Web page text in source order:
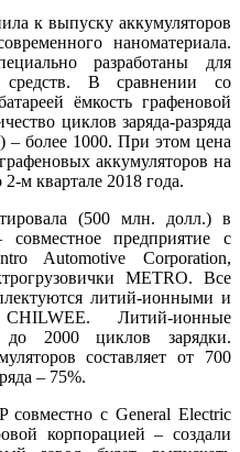
к выпуску аккумуляторов
наноматериала.
разработаны для
средств. В сравнении со
ёмкость графеновой
циклов заряда-разряда
– более 1000. При этом цeна
аккумуляторов на
м квартале 2018 года.
(500 млн. долл.) в
совместное предприятие с
Automotive Corporation,
METRO. Все
литий-ионными и
Литий-ионные
до 2000 циклов зарядки.
составляет от 700
– 75%.
совместно с General Electric
корпорацией – создали